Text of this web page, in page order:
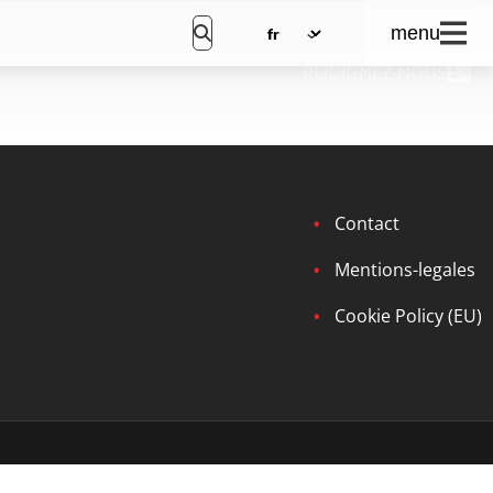
menu
REJOIGNEZ-NOUS
Contact
Mentions-legales
Cookie Policy (EU)